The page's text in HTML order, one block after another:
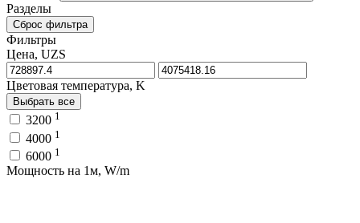
Разделы
Сброс фильтра
Фильтры
Цена, UZS
Цветовая температура, K
Выбрать все
3200 1
4000 1
6000 1
Мощность на 1м, W/m